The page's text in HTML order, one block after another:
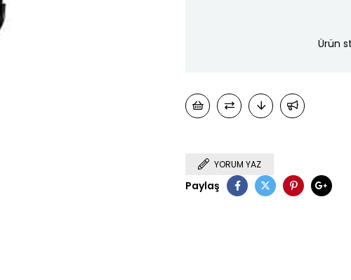
Ürün
YORUM YAZ
Paylaş